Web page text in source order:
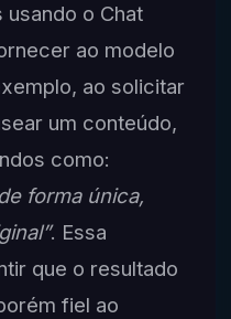
o Chat
ao modelo
ao solicitar
um conteúdo,
como:
forma única,
. Essa
que o resultado
fiel ao